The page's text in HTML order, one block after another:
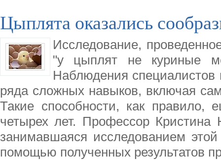
Цыплята оказались
Исследование,
"у цыплят не куриные
Наблюдения специалистов
ряда сложных навыков, включая
Такие способности, как
четырех лет. Профессор Кристина
занимавшаяся исследованием
помощью полученных результатов